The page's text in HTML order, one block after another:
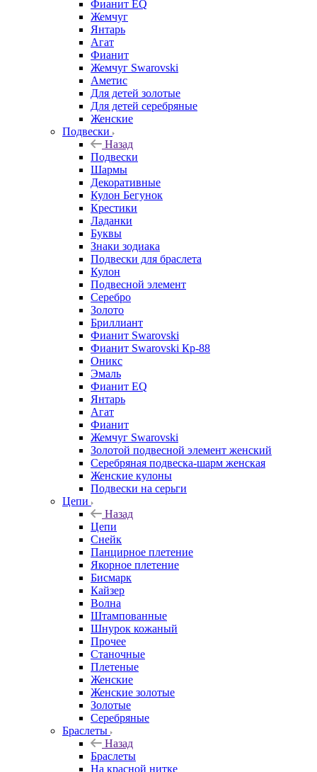
Фианит EQ
Жемчуг
Янтарь
Агат
Фианит
Жемчуг Swarovski
Аметис
Для детей золотые
Для детей серебряные
Женские
Подвески
Назад
Подвески
Шармы
Декоративные
Кулон Бегунок
Крестики
Ладанки
Буквы
Знаки зодиака
Подвески для браслета
Кулон
Подвесной элемент
Серебро
Золото
Бриллиант
Фианит Swarovski
Фианит Swarovski Кр-88
Оникс
Эмаль
Фианит EQ
Янтарь
Агат
Фианит
Жемчуг Swarovski
Золотой подвесной элемент женcкий
Серебряная подвеска-шарм женская
Женские кулоны
Подвески на серьги
Цепи
Назад
Цепи
Снейк
Панцирное плетение
Якорное плетение
Бисмарк
Кайзер
Волна
Штампованные
Шнурок кожаный
Прочее
Станочные
Плетеные
Женские
Женские золотые
Золотые
Серебряные
Браслеты
Назад
Браслеты
На красной нитке